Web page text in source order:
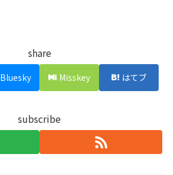
share
Bluesky Misskey はてブ
subscribe